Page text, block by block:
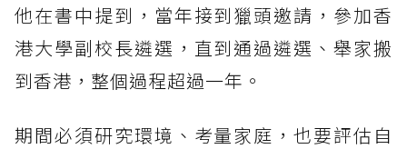
他在書中提到，當年接到獵頭邀請，參加香
港大學副校長遴選，直到通過遴選、舉家搬
到香港，整個過程超過一年。
期間必須研究環境、考量家庭，也要評估自